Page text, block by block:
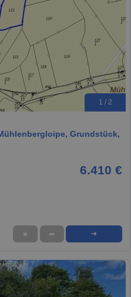
1 / 2
Grundstück,
6.410 €
★ ➦ ➜